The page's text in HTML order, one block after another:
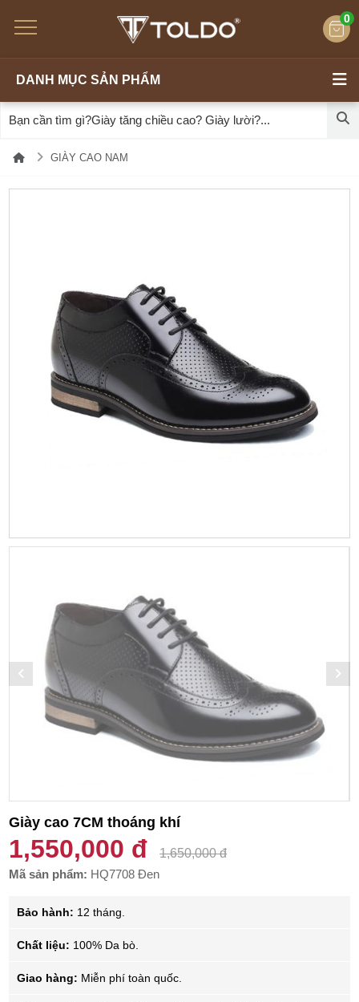
0
DANH MỤC SẢN PHẨM
GIÀY CAO NAM
Giày cao 7CM thoáng khí
1,550,000 đ
1,650,000 đ
Mã sản phẩm: HQ7708 Đen
Bảo hành: 12 tháng.
Chất liệu: 100% Da bò.
Giao hàng: Miễn phí toàn quốc.